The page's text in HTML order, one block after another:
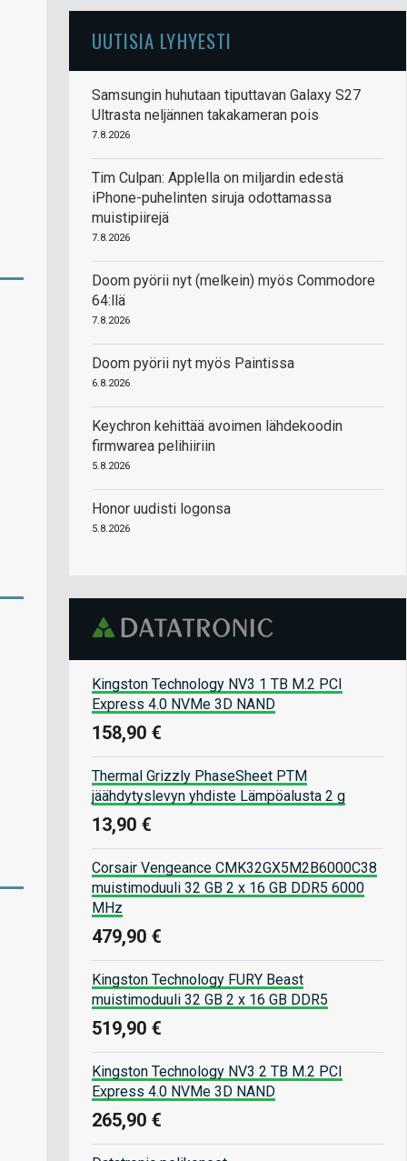
UUTISIA LYHYESTI
Samsungin huhutaan tiputtavan Galaxy S27
Ultrasta neljännen takakameran pois
7.8.2026
Tim Culpan: Applella on miljardin edestä
iPhone-puhelinten siruja odottamassa
muistipiirejä
7.8.2026
Doom pyörii nyt (melkein) myös Commodore
64:llä
7.8.2026
Doom pyörii nyt myös Paintissa
6.8.2026
Keychron kehittää avoimen lähdekoodin
firmwarea pelihiiriin
5.8.2026
Honor uudisti logonsa
5.8.2026
Kingston Technology NV3 1 TB M.2 PCI
Express 4.0 NVMe 3D NAND
158,90 €
Thermal Grizzly PhaseSheet PTM
jäähdytyslevyn yhdiste Lämpöalusta 2 g
13,90 €
Corsair Vengeance CMK32GX5M2B6000C38
muistimoduuli 32 GB 2 x 16 GB DDR5 6000
MHz
479,90 €
Kingston Technology FURY Beast
muistimoduuli 32 GB 2 x 16 GB DDR5
519,90 €
Kingston Technology NV3 2 TB M.2 PCI
Express 4.0 NVMe 3D NAND
265,90 €